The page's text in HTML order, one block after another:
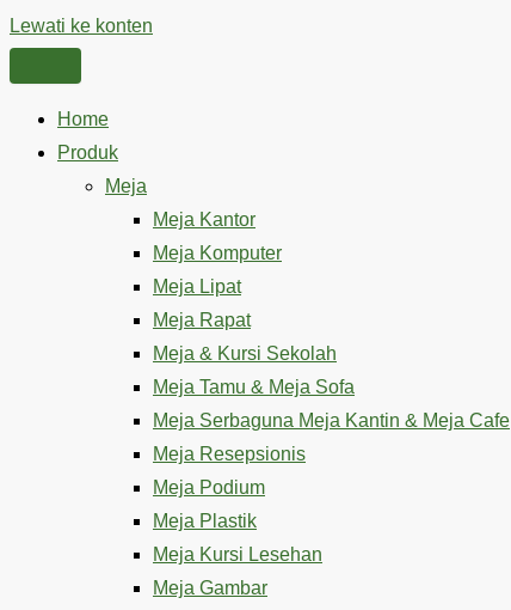
Lewati ke konten
Home
Produk
Meja
Meja Kantor
Meja Komputer
Meja Lipat
Meja Rapat
Meja & Kursi Sekolah
Meja Tamu & Meja Sofa
Meja Serbaguna Meja Kantin & Meja Cafe
Meja Resepsionis
Meja Podium
Meja Plastik
Meja Kursi Lesehan
Meja Gambar